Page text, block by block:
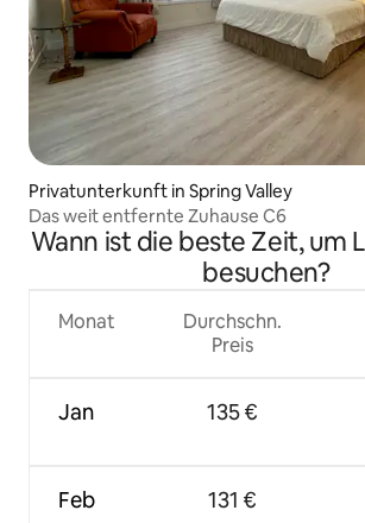
Privatunterkunft in Spring Valley
Das weit entfernte Zuhause C6
Wann ist die beste Zeit, um
besuchen?
Monat
Jan
Feb
Durchschn.
Preis
135 €
131 €